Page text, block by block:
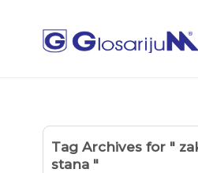
Tag Archives for "
stana "